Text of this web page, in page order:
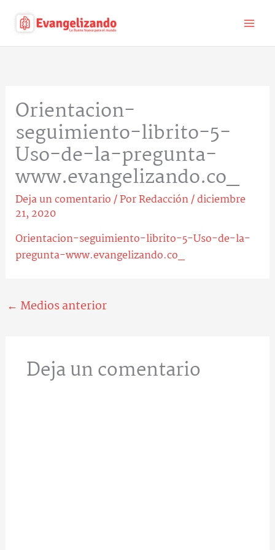
Orientacion-
seguimiento-librito-5-
Uso-de-la-pregunta-
www.evangelizando.co_
Deja un comentario/ PorRedacción/diciembre
21, 2020
Orientacion-seguimiento-librito-5-Uso-de-la-
pregunta-www.evangelizando.co_
← Medios anterior
Deja un comentario